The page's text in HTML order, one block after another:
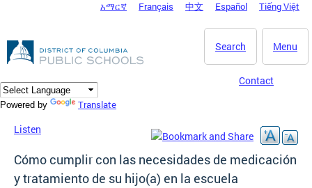
DC Agency Top Menu
አማርኛ Français 中文 Español Tiếng Việt
Menu
Search
Contact
Powered by Translate
Listen
Cómo cumplir con las necesidades de medicación
y tratamiento de su hijo(a) en la escuela